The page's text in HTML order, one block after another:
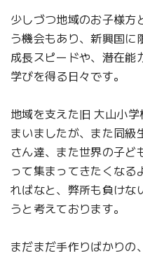
少しづつ地域のお子様方
う機会もあり、新興国に
成長スピードや、潜在能
学びを得る日々です。
地域を支えた旧 大山小
まいましたが、また同級
さん達、また世界の子ど
って集まってきたくなる
ればなと、弊所も負けな
うと考えております。
まだまだ手作りばかりの